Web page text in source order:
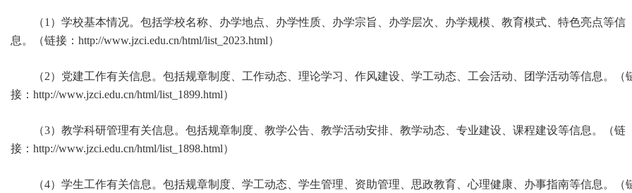
（1）学校基本情况。包括学校名称、办学地点、办学性质、办学宗旨、办学层次、办学规模、教育模式、特色亮点等信
息。（链接：http://www.jzci.edu.cn/html/list_2023.html）
（2）党建工作有关信息。包括规章制度、工作动态、理论学习、作风建设、学工动态、工会活动、团学活动等信息。（
接：http://www.jzci.edu.cn/html/list_1899.html）
（3）教学科研管理有关信息。包括规章制度、教学公告、教学活动安排、教学动态、专业建设、课程建设等信息。（链
接：http://www.jzci.edu.cn/html/list_1898.html）
（4）学生工作有关信息。包括规章制度、学工动态、学生管理、资助管理、思政教育、心理健康、办事指南等信息。（